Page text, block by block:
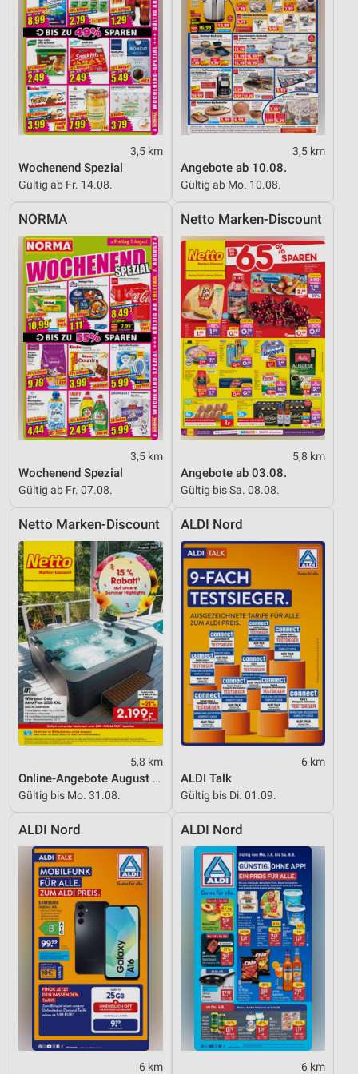
3,5 km
Wochenend Spezial
Gültig ab Fr. 14.08.
3,5 km
Angebote ab 10.08.
Gültig ab Mo. 10.08.
NORMA
3,5 km
Wochenend Spezial
Gültig ab Fr. 07.08.
Netto Marken-Discount
5,8 km
Angebote ab 03.08.
Gültig bis Sa. 08.08.
Netto Marken-Discount
5,8 km
Online-Angebote August 2026
Gültig bis Mo. 31.08.
ALDI Nord
6 km
ALDI Talk
Gültig bis Di. 01.09.
ALDI Nord
6 km
ALDI Nord
6 km
Inhalten
IAB-Besonderheiten:
Verwendung genauer Standortdaten
Geräte anhand von aktiv angeforderten
Informationen identifizieren
Nicht-IAB-Verarbeitungszwecke:
Notwendig
Performance
Funktional
Werbung